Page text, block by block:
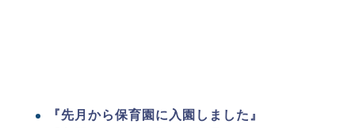
『先月から保育園に入園しました』